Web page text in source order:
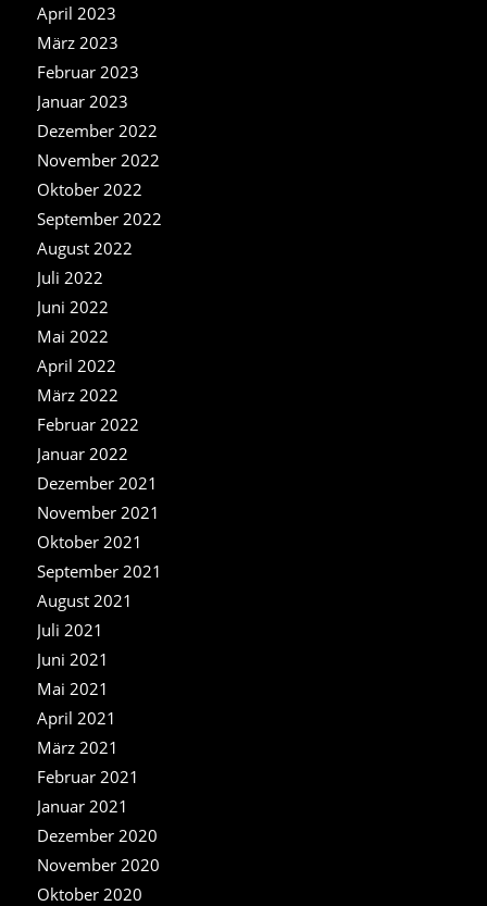
April 2023
März 2023
Februar 2023
Januar 2023
Dezember 2022
November 2022
Oktober 2022
September 2022
August 2022
Juli 2022
Juni 2022
Mai 2022
April 2022
März 2022
Februar 2022
Januar 2022
Dezember 2021
November 2021
Oktober 2021
September 2021
August 2021
Juli 2021
Juni 2021
Mai 2021
April 2021
März 2021
Februar 2021
Januar 2021
Dezember 2020
November 2020
Oktober 2020